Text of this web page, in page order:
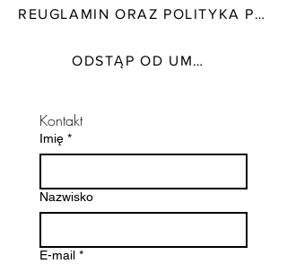
✨ ręcznie malowane
✨ lekkie i wygodne w noszeniu
✨ pakowane w małe czarne
pudełeczka przewiązane
REUGLAMIN ORAZ POLITYKA PRYWATNOŚCI
ODSTĄP OD UMOWY TUTAJ
Kontakt
Imię *
Nazwisko
E-mail *